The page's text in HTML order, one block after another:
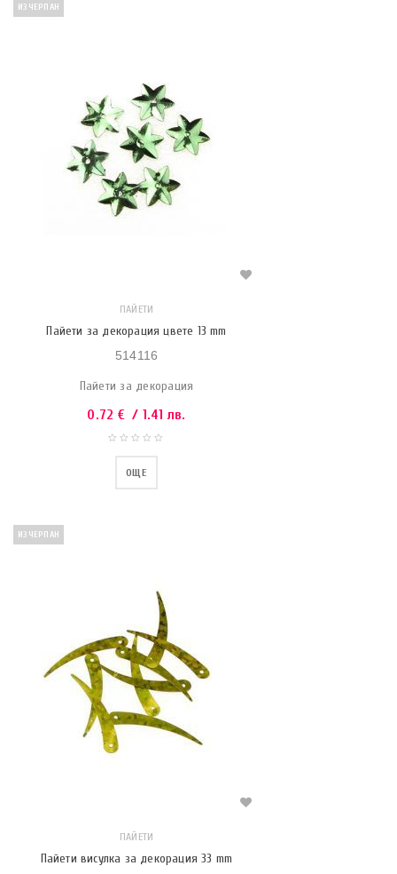
ИЗЧЕРПАН
ПАЙЕТИ
Пайети за декорация цвете 13 mm
514116
Пайети за декорация
0.72 € / 1.41 лв.
ОЩЕ
ИЗЧЕРПАН
ПАЙЕТИ
Пайети висулка за декорация 33 mm